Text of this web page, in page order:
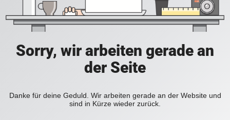
Sorry, wir arbeiten gerade an
der Seite
Danke für deine Geduld. Wir arbeiten gerade an der Website und
sind in Kürze wieder zurück.